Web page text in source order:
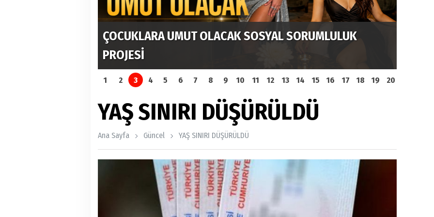
DERİN MİRAS PROJESİ HAYATA GEÇTİ
BİR DÜNYA MİRASI KORUMA ALTINA ALINIYOR
1 2 3 4 5 6 7 8 9 10 11 12 13 14 15 16 17 18 19 20
YAŞ SINIRI DÜŞÜRÜLDÜ
Ana Sayfa Güncel YAŞ SINIRI DÜŞÜRÜLDÜ